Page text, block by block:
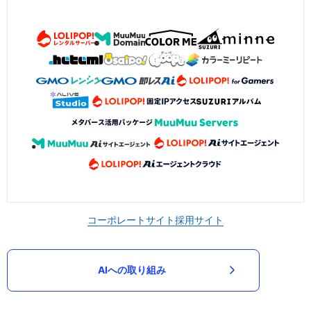
コーポレートサイト採用サイト
AIへの取り組み